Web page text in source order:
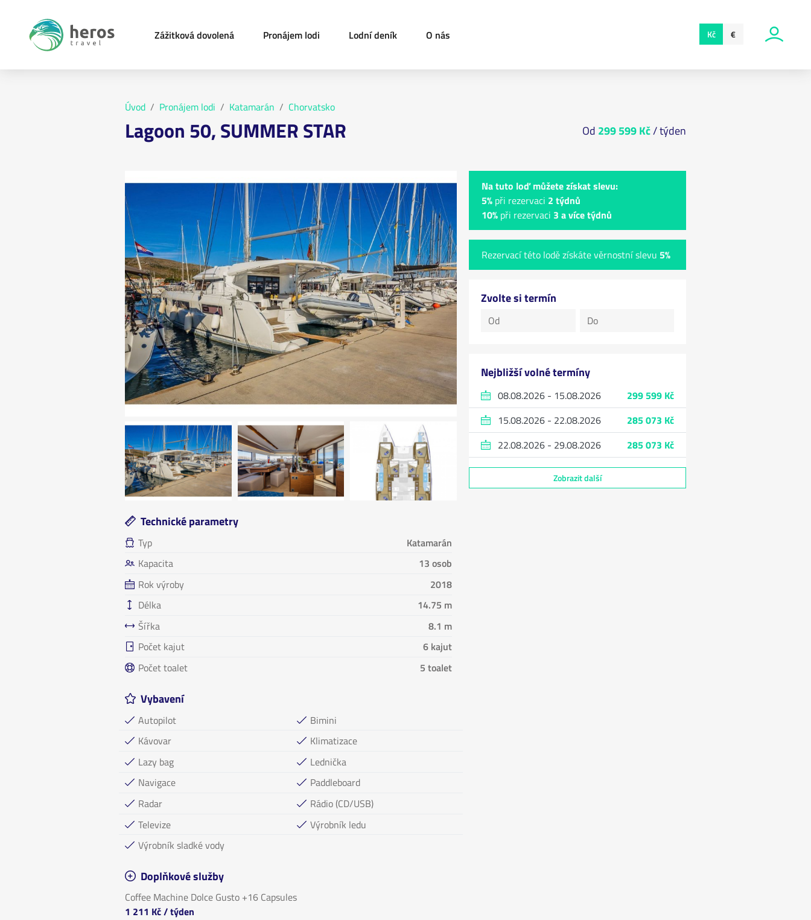
Zážitková dovolená Pronájem lodi Lodní deník O nás Kč €
Úvod Pronájem lodi Katamarán Chorvatsko
Lagoon 50, SUMMER STAR Od 299 599 Kč/ týden
Technické parametry
Typ
Katamarán
Kapacita
13 osob
Rok výroby
2018
Délka
14.75 m
Šířka
8.1 m
Počet kajut
6 kajut
Počet toalet
5 toalet
Vybavení
Autopilot
Bimini
Kávovar
Klimatizace
Lazy bag
Lednička
Navigace
Paddleboard
Radar
Rádio (CD/USB)
Televize
Výrobník ledu
Výrobník sladké vody
Doplňkové služby
Coffee Machine Dolce Gusto +16 Capsules
1 211 Kč/ týden
Na tuto loď můžete získat slevu:
5% při rezervaci 2 týdnů
10% při rezervaci 3 a více týdnů
Rezervací této lodě získáte věrnostní slevu 5%
Zvolte si termín
Nejbližší volné termíny
08.08.2026 - 15.08.2026
299 599 Kč
15.08.2026 - 22.08.2026
285 073 Kč
22.08.2026 - 29.08.2026
285 073 Kč
Zobrazit další